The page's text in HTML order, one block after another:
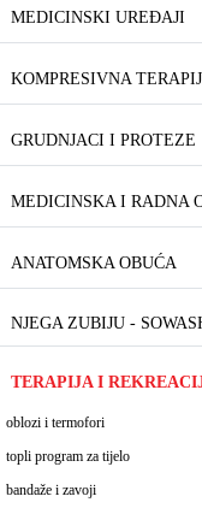
MEDICINSKI UREĐAJI
KOMPRESIVNA
GRUDNJACI I PROTEZE
MEDICINSKA I RADNA
ANATOMSKA OBUĆA
NJEGA ZUBIJU -
TERAPIJA I
oblozi i termofori
topli program za tijelo
bandaže i zavoji